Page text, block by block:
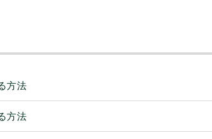
方法
方法